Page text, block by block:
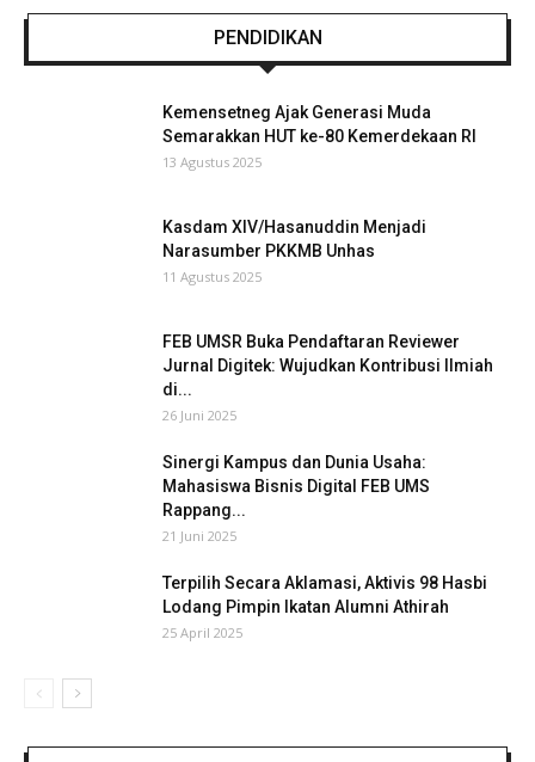
PENDIDIKAN
Kemensetneg Ajak Generasi Muda
Semarakkan HUT ke-80 Kemerdekaan RI
13 Agustus 2025
Kasdam XIV/Hasanuddin Menjadi
Narasumber PKKMB Unhas
11 Agustus 2025
FEB UMSR Buka Pendaftaran Reviewer
Jurnal Digitek: Wujudkan Kontribusi Ilmiah
di...
26 Juni 2025
Sinergi Kampus dan Dunia Usaha:
Mahasiswa Bisnis Digital FEB UMS
Rappang...
21 Juni 2025
Terpilih Secara Aklamasi, Aktivis 98 Hasbi
Lodang Pimpin Ikatan Alumni Athirah
25 April 2025